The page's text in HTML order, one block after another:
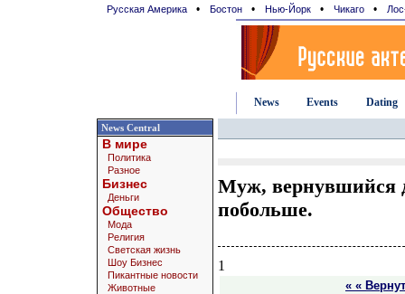
Русская Америка • Бостон • Нью-Йорк • Чикаго •
News Events Dating
News Central
В мире
Политика
Разное
Бизнес
Деньги
Общество
Мода
Религия
Светская жизнь
Шоу Бизнес
Пикантные новости
Животные
Муж, вернувшийся
побольше.
1
« «